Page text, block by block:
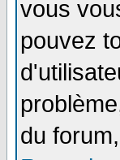
vous
pouvez
du